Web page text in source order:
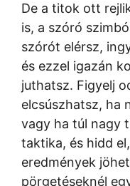
De a titok ott
is, a szóró
szórót elérsz,
és ezzel igazán
juthatsz. Figyelj
elcsúszhatsz, ha
vagy ha túl nagy
taktika, és hidd
eredmények
pörgetéseknél